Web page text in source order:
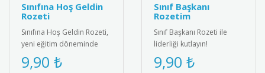
Sınıfına Hoş Geldin
Rozeti
Sınıfına Hoş Geldin Rozeti,
yeni eğitim döneminde
öğrencileri motive eden
özel bir karşılama rozetid..
9,90 ₺
Sınıf Başkanı
Rozetim
Sınıf Başkanı Rozeti ile
liderliği kutlayın!
Öğrenciler için özel
tasarım, şık ve anlamlı bir
9,90 ₺